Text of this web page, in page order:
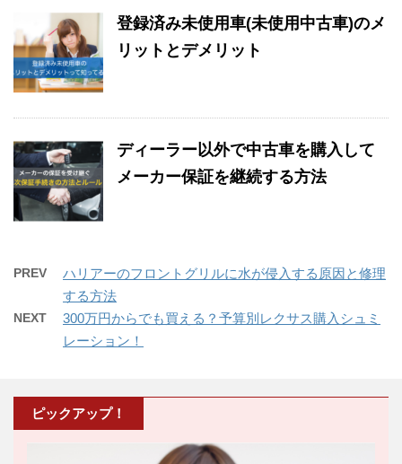
登録済み未使用車(未使用中古車)のメ
リットとデメリット
ディーラー以外で中古車を購入して
メーカー保証を継続する方法
PREV
ハリアーのフロントグリルに水が侵入する原因と修理
する方法
NEXT
300万円からでも買える？予算別レクサス購入シュミ
レーション！
ピックアップ！